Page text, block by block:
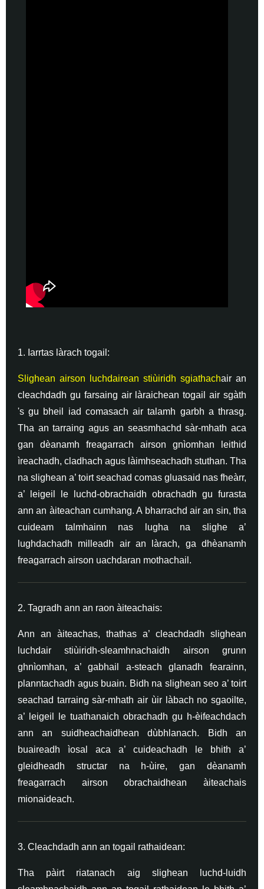
1. Iarrtas làrach togail:
Slighean airson luchdairean stiùiridh sgiathachair an
cleachdadh gu farsaing air làraichean togail air sgàth
's gu bheil iad comasach air talamh garbh a thrasg.
Tha an tarraing agus an seasmhachd sàr-mhath aca
gan dèanamh freagarrach airson gnìomhan leithid
ìreachadh, cladhach agus làimhseachadh stuthan. Tha
na slighean a’ toirt seachad comas gluasaid nas fheàrr,
a’ leigeil le luchd-obrachaidh obrachadh gu furasta
ann an àiteachan cumhang. A bharrachd air an sin, tha
cuideam talmhainn nas lugha na slighe a’
lughdachadh milleadh air an làrach, ga dhèanamh
freagarrach airson uachdaran mothachail.
2. Tagradh ann an raon àiteachais:
Ann an àiteachas, thathas a’ cleachdadh slighean
luchdair stiùiridh-sleamhnachaidh airson grunn
ghnìomhan, a’ gabhail a-steach glanadh fearainn,
planntachadh agus buain. Bidh na slighean seo a’ toirt
seachad tarraing sàr-mhath air ùir làbach no sgaoilte,
a’ leigeil le tuathanaich obrachadh gu h-èifeachdach
ann an suidheachaidhean dùbhlanach. Bidh an
buaireadh ìosal aca a’ cuideachadh le bhith a’
gleidheadh ​​structar na h-ùire, gan dèanamh
freagarrach airson obrachaidhean àiteachais
mionaideach.
3. Cleachdadh ann an togail rathaidean:
Tha pàirt riatanach aig slighean luchd-luidh